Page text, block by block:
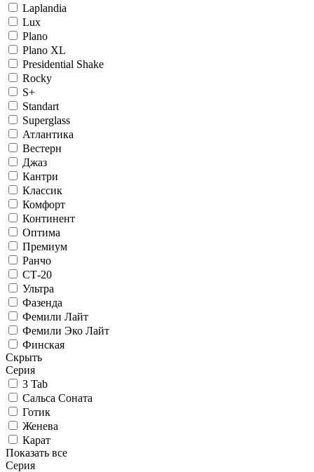
Laplandia
Lux
Plano
Plano XL
Presidential Shake
Rocky
S+
Standart
Superglass
Атлантика
Вестерн
Джаз
Кантри
Классик
Комфорт
Континент
Оптима
Премиум
Ранчо
СТ-20
Ультра
Фазенда
Фемили Лайт
Фемили Эко Лайт
Финская
Скрыть
Серия
3 Tab
Сальса Соната
Готик
Женева
Карат
Показать все
Серия